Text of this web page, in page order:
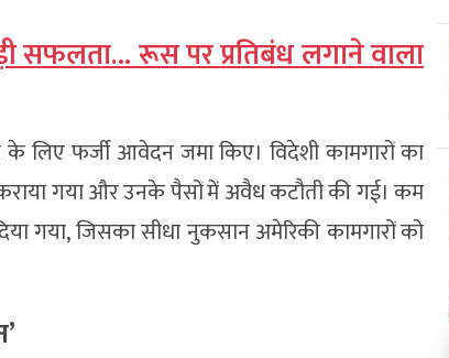
सफलता… रूस पर प्रतिबंध लगाने वाला
लिए फर्जी आवेदन जमा किए। विदेशी कामगारों का
गया और उनके पैसों में अवैध कटौती की गई। कम
गया, जिसका सीधा नुकसान अमेरिकी कामगारों को